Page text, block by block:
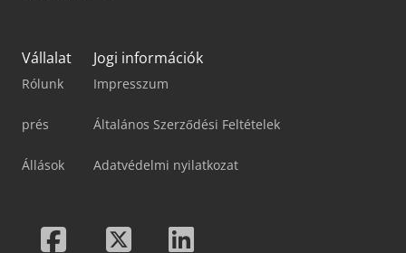
Vállalat
Rólunk
prés
Állások
Jogi információk
Impresszum
Általános Szerződési Feltételek
Adatvédelmi nyilatkozat